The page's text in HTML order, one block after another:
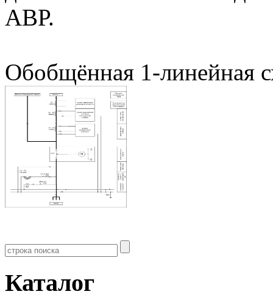
АВР.
Обобщённая 1-линейная
Каталог